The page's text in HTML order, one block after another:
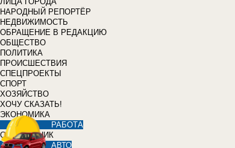
НАРОДНЫЙ РЕПОРТЁР
НЕДВИЖИМОСТЬ
ОБРАЩЕНИЕ В РЕДАКЦИЮ
ОБЩЕСТВО
ПОЛИТИКА
ПРОИСШЕСТВИЯ
СПЕЦПРОЕКТЫ
СПОРТ
ХОЗЯЙСТВО
ХОЧУ СКАЗАТЬ!
ЭКОНОМИКА
РАБОТА
СПРАВОЧНИК
АВТО